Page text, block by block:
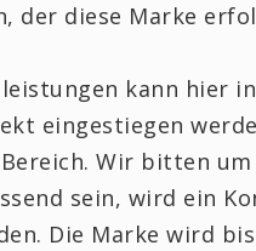
der diese Marke
kann hier
eingestiegen
Wir bitten um
sein, wird ein
Die Marke wird